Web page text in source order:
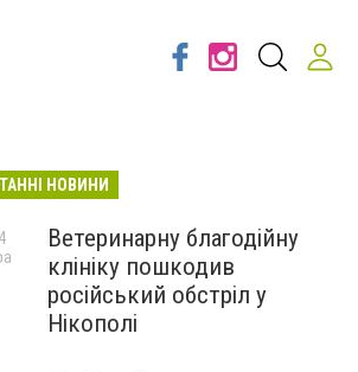
НОВИНИ
Ветеринарну благодійну
клініку пошкодив
російський обстріл у
Нікополі